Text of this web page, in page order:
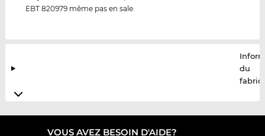
EBT 820979 même pas en sale.
du
VOUS AVEZ BESOIN D'AIDE?